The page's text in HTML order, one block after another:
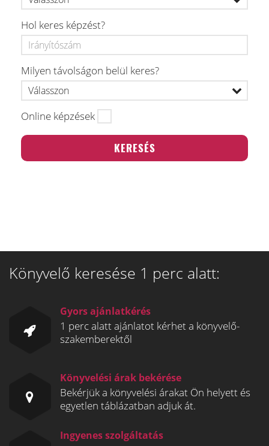
Hol keres képzést?
Milyen távolságon belül keres?
Online képzések
Könyvelő keresése 1 perc alatt:
Gyors ajánlatkérés
1 perc alatt ajánlatot kérhet a könyvelő-
szakemberektől
Könyvelési árak bekérése
Bekérjük a könyvelési árakat Ön helyett és
egyetlen táblázatban adjuk át.
Ingyenes szolgáltatás